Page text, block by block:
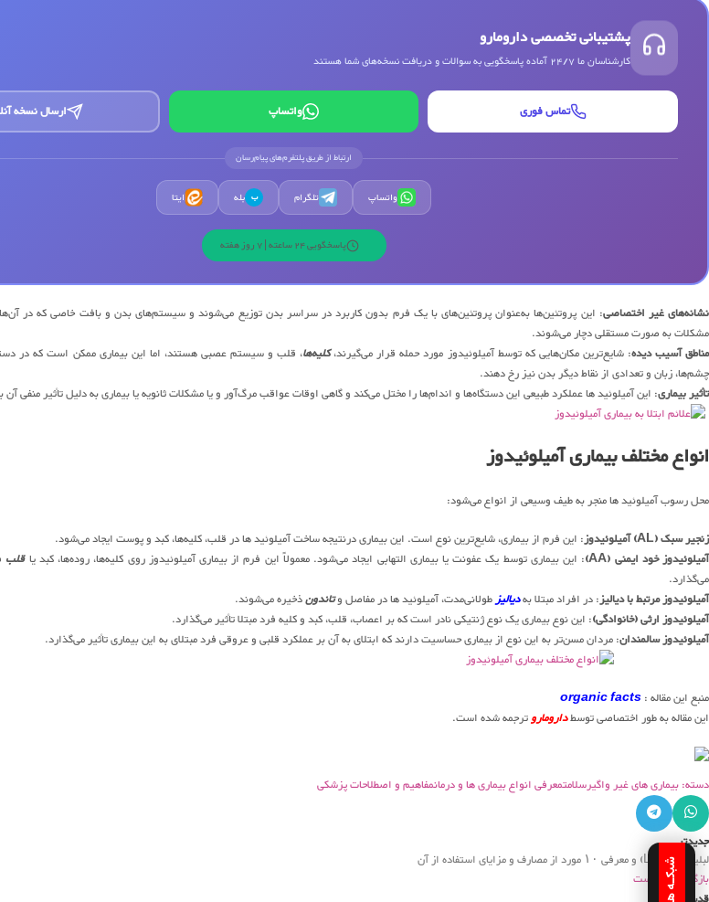
پشتیبانی تخصصی دارومارو
کارشناسان ما 24/7 آماده پاسخگویی به سوالات و دریافت نسخه‌های شما هستند
تماس فوری واتساپ ارسال نسخه
ارتباط از طریق پلتفرم‌های پیام‌رسان
واتساپ تلگرام ب بله ایتا
پاسخگویی 24 ساعته | 7 روز هفته
نشانه‌های غیر اختصاصی: این پروتئین‌ها به‌عنوان پروتئین‌های با یک فرم بدون کاربرد در سراسر بدن توزیع می‌شوند و سیستم‌های بدن و بافت خاصی که در
مشکلات به صورت مستقلی دچار می‌شوند.
مناطق آسیب دیده: شایع‌ترین مکان‌هایی که توسط آمیلوئیدوز مورد حمله قرار می‌گیرند،کلیه‌ها، قلب و سیستم عصبی هستند، اما این بیماری ممکن است که در
چشم‌ها، زبان و تعدادی از نقاط دیگر بدن نیز رخ دهند.
تأثیر بیماری: این آمیلوئید ها عملکرد طبیعی این دستگاه‌ها و اندام‌ها را مختل می‌کند و گاهی اوقات عواقب مرگ‌آور و یا مشکلات ثانویه یا بیماری به دلیل تأثیر منفی
انواع مختلف بیماری آمیلوئیدوز
محل رسوب آمیلوئید ها منجر به طیف وسیعی از انواع می‌شود:
زنجیر سبک (AL) آمیلوئیدوز
: این فرم از بیماری، شایع‌ترین نوع است. این بیماری درنتیجه ساخت آمیلوئید ها در قلب، کلیه‌ها، کبد و پوست ایجاد می‌شود.
آمیلوئیدوز خود ایمنی (AA)
: این بیماری توسط یک عفونت یا بیماری التهابی ایجاد می‌شود. معمولاً این فرم از بیماری آمیلوئیدوز روی کلیه‌ها، روده‌ها، کبد یاقلب
می‌گذارد.
آمیلوئیدوز مرتبط با دیالیز: در افراد مبتلا بهدیالیزطولانی‌مدت، آمیلوئید ها در مفاصل وتاندونذخیره می‌شوند.
آمیلوئیدوز ارثی (خانوادگی): این نوع بیماری یک نوع ژنتیکی نادر است که بر اعصاب، قلب، کبد و کلیه فرد مبتلا تأثیر می‌گذارد.
آمیلوئیدوز سالمندان: مردان مسن‌تر به این نوع از بیماری حساسیت دارند که ابتلای به آن بر عملکرد قلبی و عروقی فرد مبتلای به این بیماری تأثیر می‌گذارد.
منبع این مقاله :organic facts
این مقاله به طور اختصاصی توسطداروماروترجمه شده است.
دسته: بیماری های غیر واگیرسلامتمعرفی انواع بیماری ها و درمانمفاهیم و اصطلاحات پزشکی
جدیدتر
لبلیا (Lobelia) و معرفی ۱۰ مورد از مصارف و مزایای استفاده از آن
بازگشت به لیست